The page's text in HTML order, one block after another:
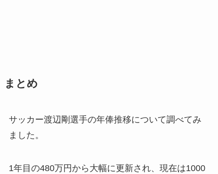
まとめ
サッカー渡辺剛選手の年俸推移について調べてみ
ました。
1年目の480万円から大幅に更新され、現在は1000